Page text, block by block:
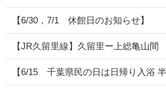
【6/30，7/1 休館日のお知らせ】
【JR久留里線】久留里ー上総亀山
【6/15 千葉県民の日は日帰り入浴 半